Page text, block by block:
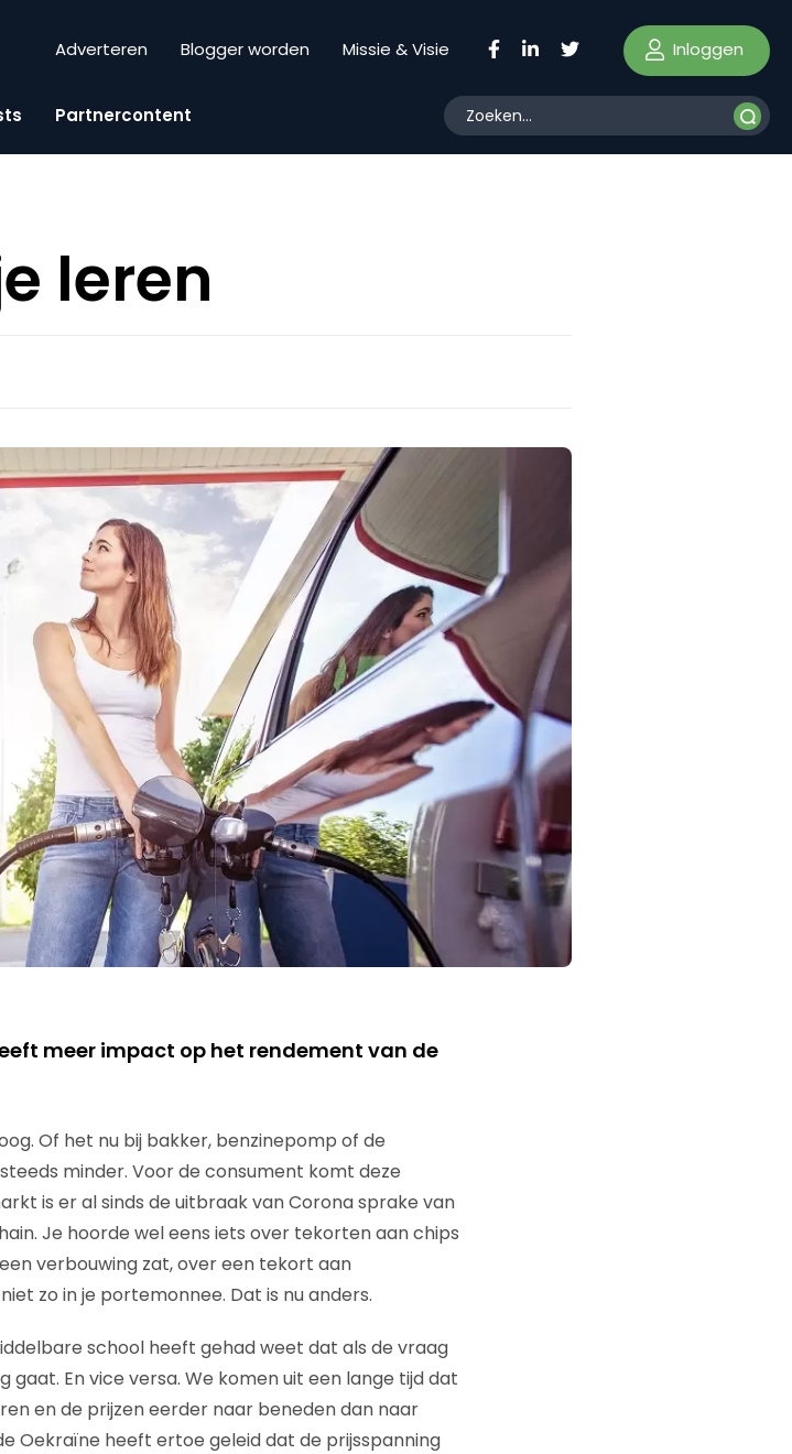
Adverteren Blogger worden Missie & Visie Inloggen
Partnercontent
leren
meer impact op het rendement van de
Of het nu bij bakker, benzinepomp of de
minder. Voor de consument komt deze
is er al sinds de uitbraak van Corona sprake van
Je hoorde wel eens iets over tekorten aan chips
verbouwing zat, over een tekort aan
zo in je portemonnee. Dat is nu anders.
school heeft gehad weet dat als de vraag
En vice versa. We komen uit een lange tijd dat
en de prijzen eerder naar beneden dan naar
Oekraïne heeft ertoe geleid dat de prijsspanning